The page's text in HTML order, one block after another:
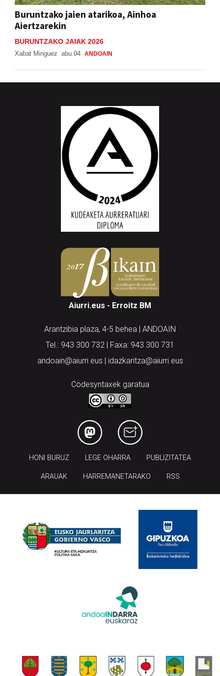
Buruntzako jaien atarikoa, Ainhoa
Aiertzarekin
BURUNTZAKO JAIAK 2026
Xabat Minguez abu 04 ANDOAIN
Aiurri.eus - Erroitz BM
Arantzibia plaza, 4-5 behea | ANDOAIN
Tel.: 943 300 732 | Faxa: 943 300 731
andoain@aiurri.eus | idazkaritza@aiurri.eus
Codesyntaxek garatua
HONI BURUZ LEGE OHARRA PUBLIZITATEA
ARAUAK HARREMANETARAKO RSS